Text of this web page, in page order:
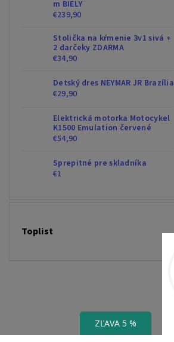
m BIELY
€239,90
Stolička na kŕmenie 3v1 sivá +
2 darčeky ZDARMA
€34,90
Detský dres NEYMAR JR Brazília
€29,90
Elektrická motorka Motocykel
K1500 Emulation červené
€54,90
Sprepitné pre skladníka
€1
Toplist
INFORMÁCIE PRE VÁSZĽAVA 5 %